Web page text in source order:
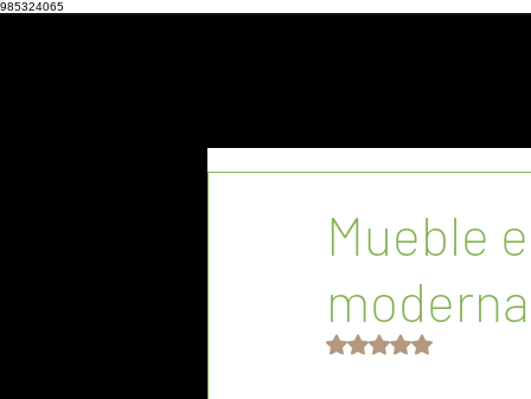
985324065
Mueble
Obtuvo NaN de 5